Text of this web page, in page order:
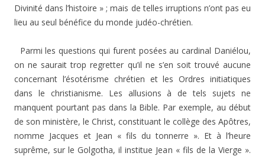
Divinité dans l’histoire » ; mais de telles irruptions n’ont pas eu
lieu au seul bénéfice du monde judéo-chrétien.
Parmi les questions qui furent posées au cardinal Daniélou,
on ne saurait trop regretter qu’il ne s’en soit trouvé aucune
concernant l’ésotérisme chrétien et les Ordres initiatiques
dans le christianisme. Les allusions à de tels sujets ne
manquent pourtant pas dans la Bible. Par exemple, au début
de son ministère, le Christ, constituant le collège des Apôtres,
nomme Jacques et Jean « fils du tonnerre ». Et à l’heure
suprême, sur le Golgotha, il institue Jean « fils de la Vierge ».